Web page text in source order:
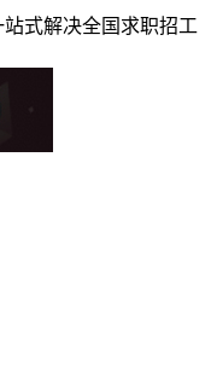
式解决全国求职招工